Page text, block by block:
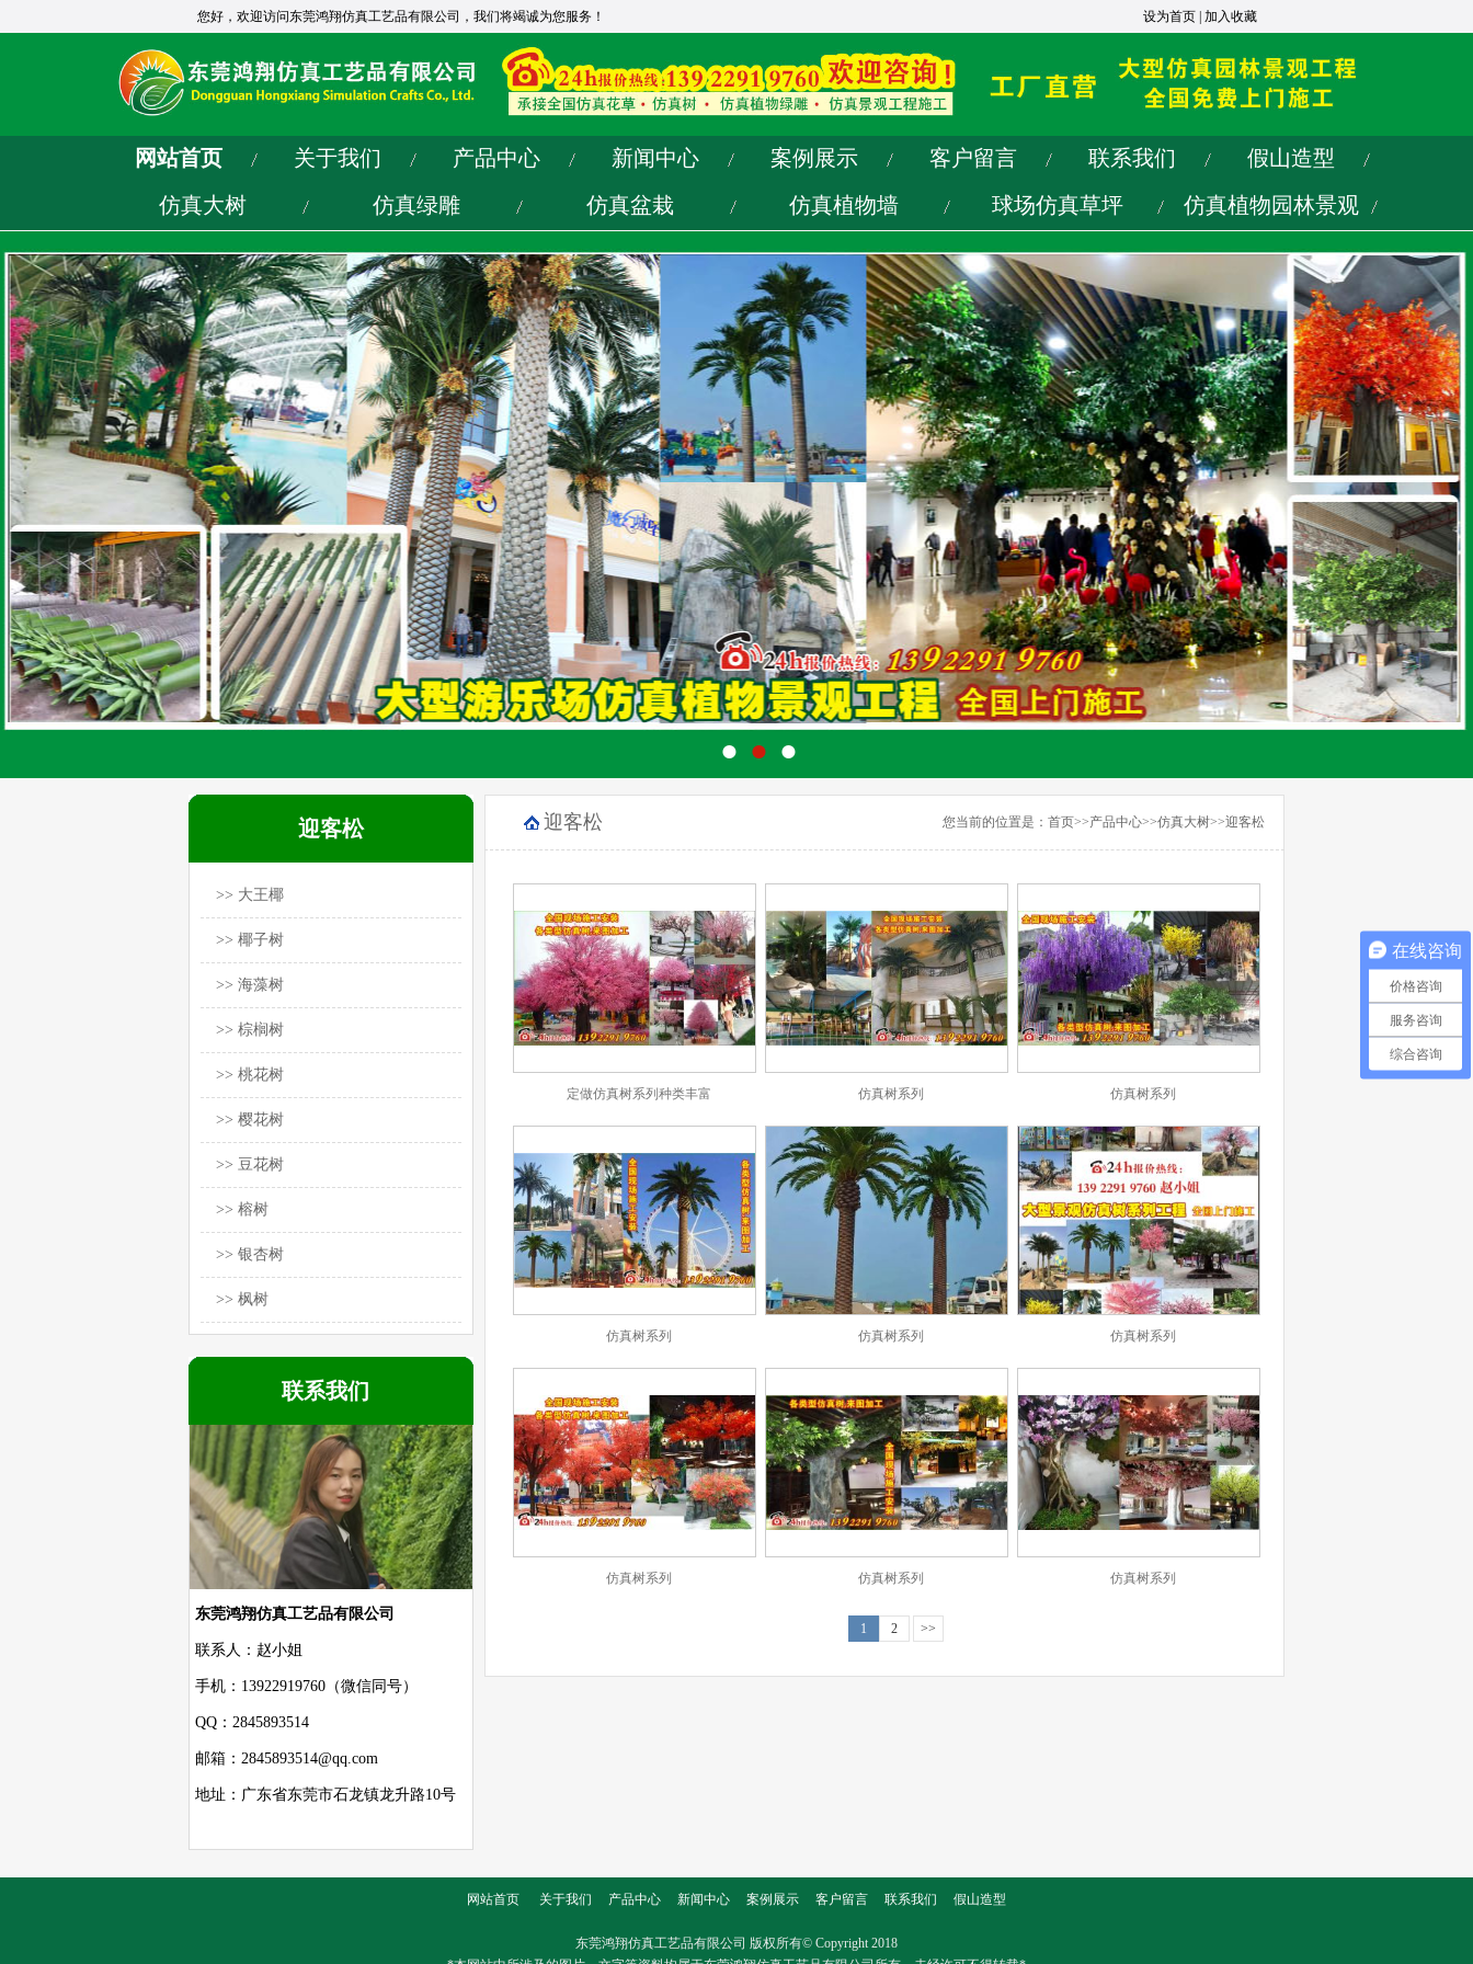
您好，欢迎访问东莞鸿翔仿真工艺品有限公司，我们将竭诚为您服务！ 设为首页 加入收藏
网站首页 关于我们 产品中心 新闻中心 案例展示 客户留言 联系我们
假山造型
仿真大树
仿真绿雕 仿真盆栽 仿真植物墙 球场仿真草坪 仿真植物园林景观
● ● ●
迎客松
>> 大王椰
>> 椰子树
>> 海藻树
>> 棕榈树
>> 桃花树
>> 樱花树
>> 豆花树
>> 榕树
>> 银杏树
>> 枫树
联系我们
东莞鸿翔仿真工艺品有限公司
联系人：赵小姐
手机：13922919760（微信同号）
QQ：2845893514
邮箱：2845893514@qq.com
地址：广东省东莞市石龙镇龙升路10号
迎客松 您当前的位置是： 首页>>产品中心>>仿真大树>>迎客松
定做仿真树系列种类丰富 仿真树系列 仿真树系列
仿真树系列 仿真树系列 仿真树系列
仿真树系列 仿真树系列 仿真树系列
1 2 >>
网站首页 关于我们 产品中心 新闻中心 案例展示 客户留言 联系我们 假山造型
东莞鸿翔仿真工艺品有限公司 版权所有© Copyright 2018
在线咨询
价格咨询
服务咨询
综合咨询